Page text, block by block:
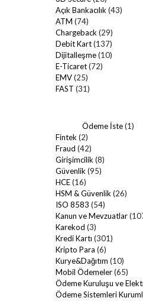
Açık Bankacılık (43)
ATM (74)
Chargeback (29)
Debit Kart(137)
Dijitalleşme(10)
E-Ticaret(72)
EMV(25)
FAST (31)
Ödeme İste(1)
Fintek (2)
Fraud (42)
Girişimcilik (8)
Güvenlik (95)
HCE(16)
HSM & Güvenlik (26)
ISO 8583 (54)
Kanun ve Mevzuatlar
Karekod (3)
Kredi Kartı (301)
Kripto Para (6)
Kurye&Dağıtım (10)
Mobil Ödemeler(65)
Ödeme Kuruluşu ve
Ödeme Sistemleri